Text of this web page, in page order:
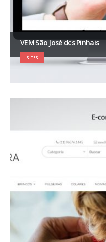
VEM São José dos Pinhais
SITES